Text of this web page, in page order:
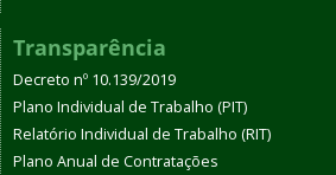
Transparência
Decreto nº 10.139/2019
Plano Individual de Trabalho (PIT)
Relatório Individual de Trabalho (RIT)
Plano Anual de Contratações